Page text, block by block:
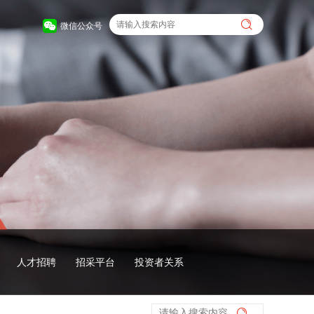
微信公众号
人才招聘 招采平台 投资者关系